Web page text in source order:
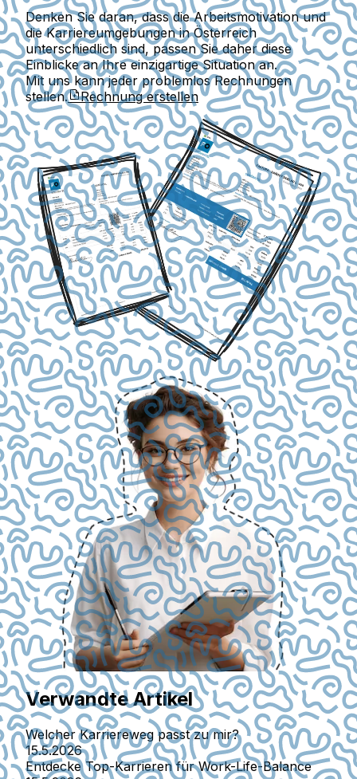
Denken Sie daran, dass die Arbeitsmotivation und
die Karriereumgebungen in Österreich
unterschiedlich sind, passen Sie daher diese
Einblicke an Ihre einzigartige Situation an.
Mit uns kann jeder problemlos Rechnungen
stellen.
Rechnung erstellen
Verwandte Artikel
Welcher Karriereweg passt zu mir?
15.5.2026
Entdecke Top-Karrieren für Work-Life-Balance